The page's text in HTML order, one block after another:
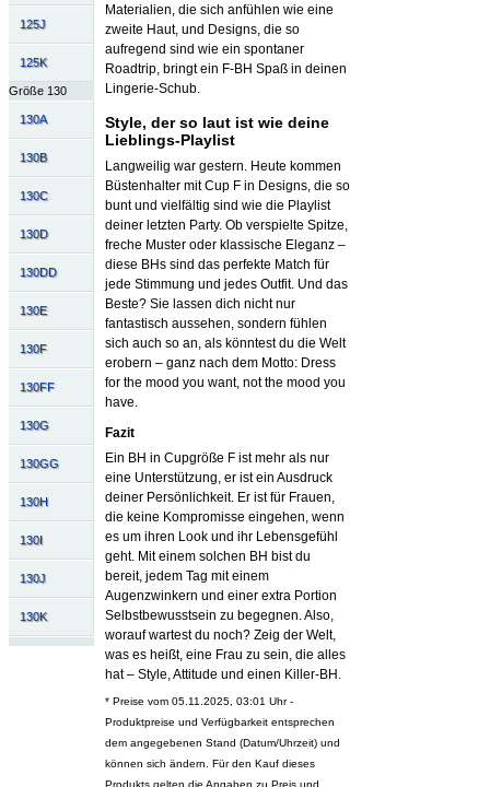
125J
125K
Größe 130
130A
130B
130C
130D
130DD
130E
130F
130FF
130G
130GG
130H
130I
130J
130K
Materialien, die sich anfühlen wie eine
zweite Haut, und Designs, die so
aufregend sind wie ein spontaner
Roadtrip, bringt ein F-BH Spaß in deinen
Lingerie-Schub.
Style, der so laut ist wie deine
Lieblings-Playlist
Langweilig war gestern. Heute kommen
Büstenhalter mit Cup F in Designs, die so
bunt und vielfältig sind wie die Playlist
deiner letzten Party. Ob verspielte Spitze,
freche Muster oder klassische Eleganz –
diese BHs sind das perfekte Match für
jede Stimmung und jedes Outfit. Und das
Beste? Sie lassen dich nicht nur
fantastisch aussehen, sondern fühlen
sich auch so an, als könntest du die Welt
erobern – ganz nach dem Motto: Dress
for the mood you want, not the mood you
have.
Fazit
Ein BH in Cupgröße F ist mehr als nur
eine Unterstützung, er ist ein Ausdruck
deiner Persönlichkeit. Er ist für Frauen,
die keine Kompromisse eingehen, wenn
es um ihren Look und ihr Lebensgefühl
geht. Mit einem solchen BH bist du
bereit, jedem Tag mit einem
Augenzwinkern und einer extra Portion
Selbstbewusstsein zu begegnen. Also,
worauf wartest du noch? Zeig der Welt,
was es heißt, eine Frau zu sein, die alles
hat – Style, Attitude und einen Killer-BH.
* Preise vom 05.11.2025, 03:01 Uhr -
Produktpreise und Verfügbarkeit entsprechen
dem angegebenen Stand (Datum/Uhrzeit) und
können sich ändern. Für den Kauf dieses
Produkts gelten die Angaben zu Preis und